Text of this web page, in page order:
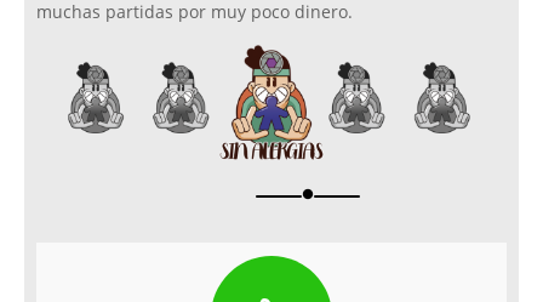
muchas partidas por muy poco dinero.
brightness_1